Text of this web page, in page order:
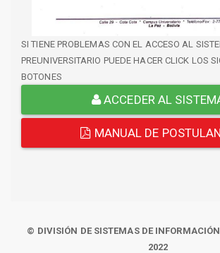
SI TIENE PROBLEMAS CON EL ACCESO AL
PREUNIVERSITARIO PUEDE HACER CLICK LOS
BOTONES
ACCEDER AL
MANUAL DE
© DIVISIÓN DE SISTEMAS DE
2022